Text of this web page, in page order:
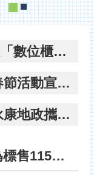
智慧地政新紀元！永康地政「數位櫃臺輔導團」主動出擊 打造免臨櫃、保安全的不動產登記新篇章
守護產權過好年 永康地政春節活動宣導不動產防詐撇步
公私協力防堵不動產詐騙 永康地政攜手永慶房產推廣「地籍異動即時通」
公告臺南市政府地政局代為標售115年度第2批地籍清理未能釐清權屬土地